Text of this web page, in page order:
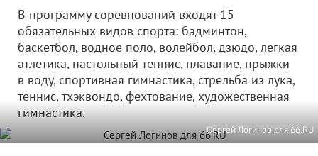
В программу соревнований входят 15
обязательных видов спорта: бадминтон,
баскетбол, водное поло, волейбол, дзюдо, легкая
атлетика, настольный теннис, плавание, прыжки
в воду, спортивная гимнастика, стрельба из лука,
теннис, тхэквондо, фехтование, художественная
гимнастика.
Сергей Логинов для 66.RU